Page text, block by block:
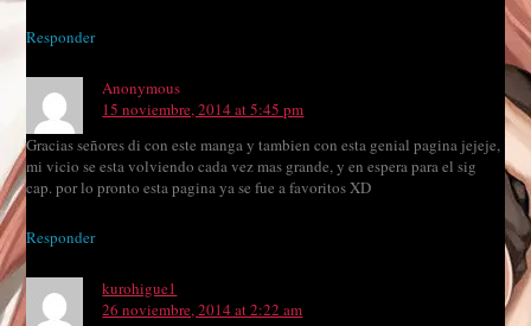
Responder
Anonymous
15 noviembre, 2014 at 5:45 pm
Gracias señores di con este manga y tambien con esta genial pagina jejeje,
mi vicio se esta volviendo cada vez mas grande, y en espera para el sig
cap. por lo pronto esta pagina ya se fue a favoritos XD
Responder
kurohigue1
26 noviembre, 2014 at 2:22 am